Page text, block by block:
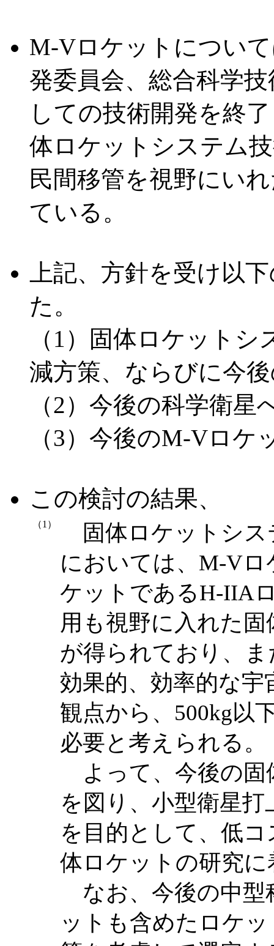
M-Vロケットについ
発委員会、総合科学
しての技術開発を終
体ロケットシステム
民間移管を視野にい
ている。
上記、方針を受け以
た。
（1）固体ロケット
減方策、ならびに今
（2）今後の科学衛星
（3）今後のM-Vロケ
この検討の結果、
（1）
固体ロケットシス
においては、M-V
ケットであるH-IIA
用も視野に入れた
が得られており、
効果的、効率的な
観点から、500kg以
必要と考えられる。
よって、今後の固
を図り、小型衛星
を目的として、低
体ロケットの研究
なお、今後の中型
ットも含めたロケ